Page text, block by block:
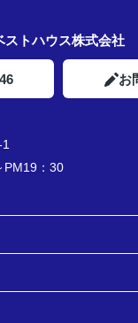
ストハウス株式会社
お
1
PM19：30